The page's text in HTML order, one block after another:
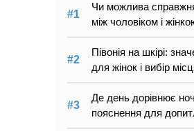
Чи можлива
між чоловіком і
Півонія на шкірі:
для жінок і вибір
Де день дорівнює
пояснення для